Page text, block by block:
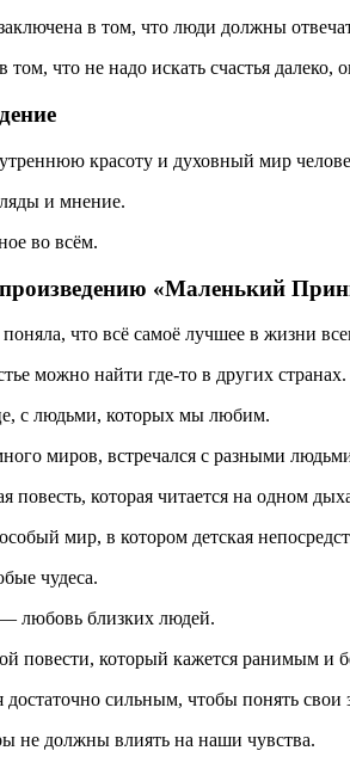
в том, что люди должны
том, что не надо искать счастья
красоту и духовный мир
и мнение.
во всём.
«Маленький
что всё самоё лучшее в жизни
можно найти где-то в других странах.
с людьми, которых мы любим.
миров, встречался с разными
повесть, которая читается на одном
мир, в котором детская
чудеса.
любовь близких людей.
повести, который кажется ранимым и
достаточно сильным, чтобы понять свои
не должны влиять на наши чувства.